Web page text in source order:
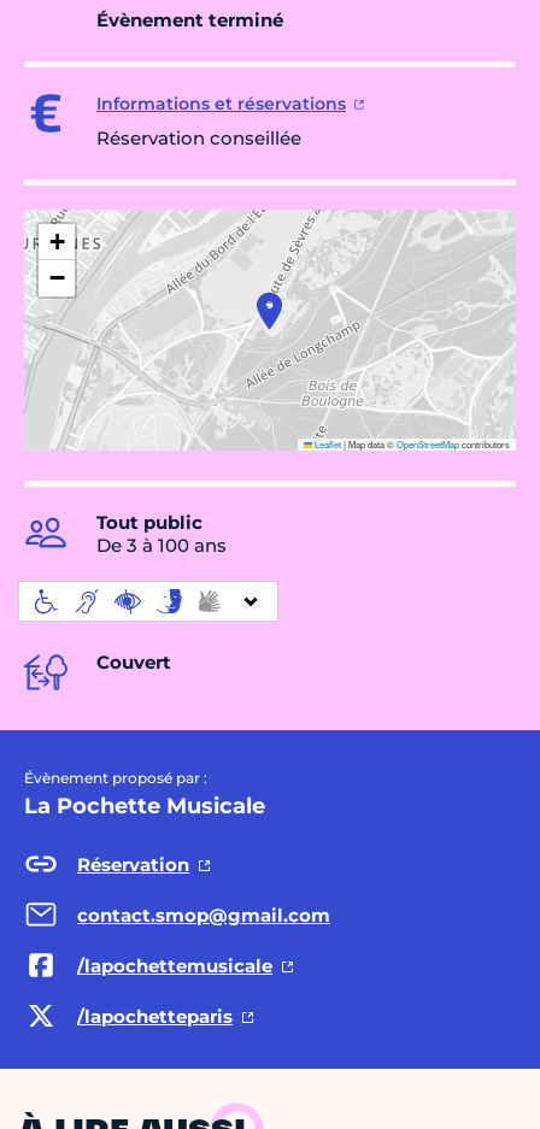
Évènement terminé
Informations et réservations
Réservation conseillée
+
−
Leaflet|Map data ©OpenStreetMapcontributors
Tout public
De 3 à 100 ans
Couvert
Évènement proposé par :
La Pochette Musicale
Réservation
contact.smop@gmail.com
/lapochettemusicale
/lapochetteparis